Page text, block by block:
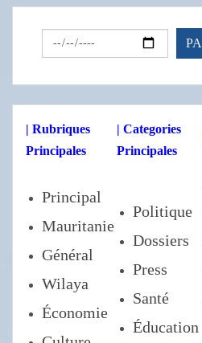
| Rubriques
Principales
| Categories
Principales
Principal
Mauritanie
Général
Wilaya
Économie
Politique
Dossiers
Press
Santé
Éducation